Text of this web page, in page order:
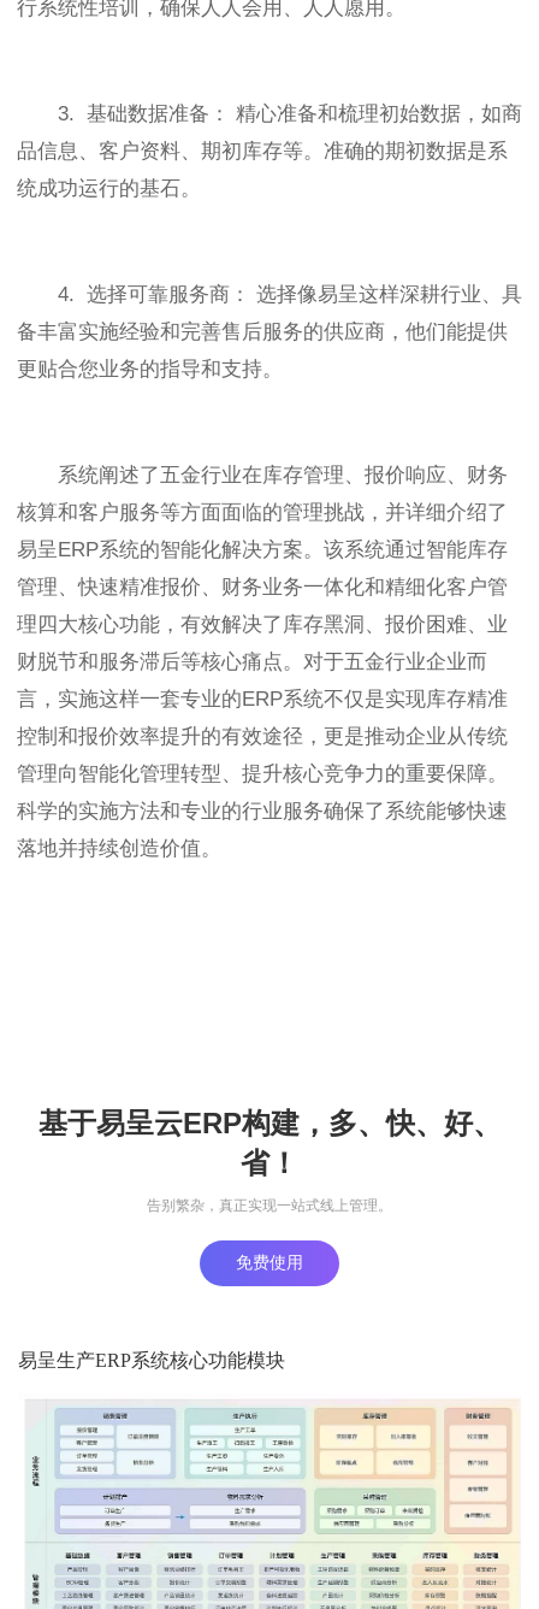
行系统性培训，确保人人会用、人人愿用。
3. 基础数据准备： 精心准备和梳理初始数据，如商
品信息、客户资料、期初库存等。准确的期初数据是系
统成功运行的基石。
4. 选择可靠服务商： 选择像易呈这样深耕行业、具
备丰富实施经验和完善售后服务的供应商，他们能提供
更贴合您业务的指导和支持。
系统阐述了五金行业在库存管理、报价响应、财务
核算和客户服务等方面面临的管理挑战，并详细介绍了
易呈ERP系统的智能化解决方案。该系统通过智能库存
管理、快速精准报价、财务业务一体化和精细化客户管
理四大核心功能，有效解决了库存黑洞、报价困难、业
财脱节和服务滞后等核心痛点。对于五金行业企业而
言，实施这样一套专业的ERP系统不仅是实现库存精准
控制和报价效率提升的有效途径，更是推动企业从传统
管理向智能化管理转型、提升核心竞争力的重要保障。
科学的实施方法和专业的行业服务确保了系统能够快速
落地并持续创造价值。
基于易呈云ERP构建，多、快、好、
省！
告别繁杂，真正实现一站式线上管理。
免费使用
易呈生产ERP系统核心功能模块